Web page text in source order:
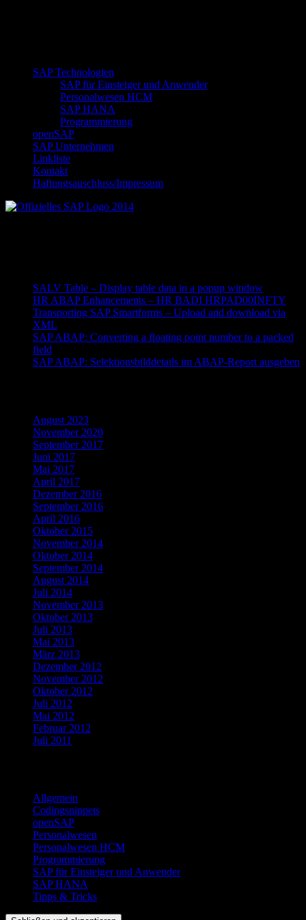
SAP Technologien
SAP für Einsteiger und Anwender
Personalwesen HCM
SAP HANA
Programmierung
openSAP
SAP Unternehmen
Linkliste
Kontakt
Haftungsauschluss/Impressum
SALV Table – Display table data in a popup window
HR ABAP Enhancements – HR BADI HRPAD00INFTY
Transporting SAP Smartforms – Upload and download via
XML
SAP ABAP: Converting a floating point number to a packed
field
SAP ABAP: Selektionsbilddetails im ABAP-Report ausgeben
August 2023
November 2020
September 2017
Juni 2017
Mai 2017
April 2017
Dezember 2016
September 2016
April 2016
Oktober 2015
November 2014
Oktober 2014
September 2014
August 2014
Juli 2014
November 2013
Oktober 2013
Juli 2013
Mai 2013
März 2013
Dezember 2012
November 2012
Oktober 2012
Juli 2012
Mai 2012
Februar 2012
Juli 2011
Allgemein
Codingsnippets
openSAP
Personalwesen
Personalwesen HCM
Programmierung
SAP für Einsteiger und Anwender
SAP HANA
Tipps & Tricks